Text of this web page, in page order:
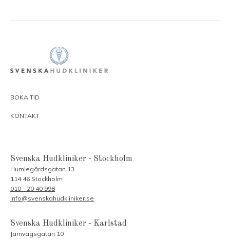
BOKA TID
KONTAKT
Svenska Hudkliniker - Stockholm
Humlegårdsgatan 13
114 46 Stockholm
010 - 20 40 998
info@svenskahudkliniker.se
Svenska Hudkliniker - Karlstad
Järnvägsgatan 10